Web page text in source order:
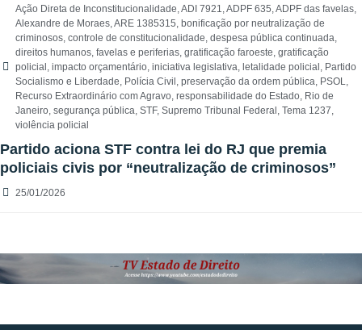
Ação Direta de Inconstitucionalidade,ADI 7921,ADPF 635,ADPF das favelas,
Alexandre de Moraes,ARE 1385315, bonificação por neutralização de
criminosos, controle de constitucionalidade, despesa pública continuada,
direitos humanos, favelas e periferias, gratificação faroeste, gratificação
policial , impacto orçamentário, iniciativa legislativa, letalidade policial , Partido
Socialismo e Liberdade, Polícia Civil , preservação da ordem pública, PSOL,
Recurso Extraordinário com Agravo, responsabilidade do Estado, Rio de
Janeiro, segurança pública, STF, Supremo Tribunal Federal , Tema 1237,
violência policial
Partido aciona STF contra lei do RJ que premia
policiais civis por “neutralização de criminosos”
25/01/2026